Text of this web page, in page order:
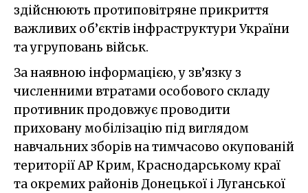
здійснюють протиповітряне прикриття
важливих об’єктів інфраструктури України
та угруповань військ.
За наявною інформацією, у зв’язку з
численними втратами особового складу
противник продовжує проводити
приховану мобілізацію під виглядом
навчальних зборів на тимчасово окупованій
території АР Крим, Краснодарському краї
та окремих районів Донецької і Луганської